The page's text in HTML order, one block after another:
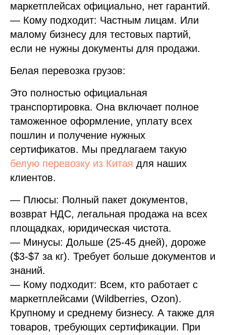
маркетплейсах официально, нет гарантий.
— Кому подходит: Частным лицам. Или
малому бизнесу для тестовых партий,
если не нужны документы для продажи.
Белая перевозка грузов:
Это полностью официальная
транспортировка. Она включает полное
таможенное оформление, уплату всех
пошлин и получение нужных
сертификатов. Мы предлагаем такую
белую перевозку из Китая для наших
клиентов.
— Плюсы: Полный пакет документов,
возврат НДС, легальная продажа на всех
площадках, юридическая чистота.
— Минусы: Дольше (25-45 дней), дороже
($3-$7 за кг). Требует больше документов и
знаний.
— Кому подходит: Всем, кто работает с
маркетплейсами (Wildberries, Ozon).
Крупному и среднему бизнесу. А также для
товаров, требующих сертификации. При